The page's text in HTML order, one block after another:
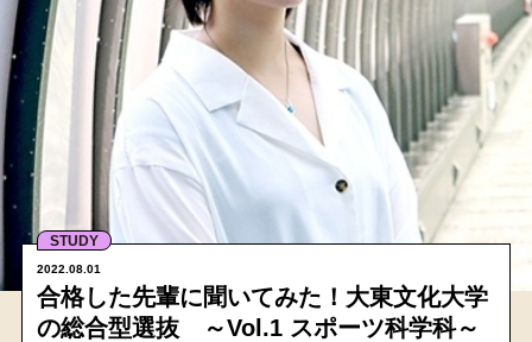
STUDY
2022.08.01
合格した先輩に聞いてみた！大東文化大学
の総合型選抜 ～Vol.1 スポーツ科学科～